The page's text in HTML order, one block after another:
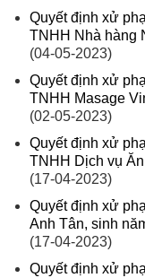
Quyết định xử
TNHH Nhà hàng
(04-05-2023)
Quyết định xử
TNHH Masage
(02-05-2023)
Quyết định xử
TNHH Dịch vụ
(17-04-2023)
Quyết định xử
Anh Tân, sinh
(17-04-2023)
Quyết định xử